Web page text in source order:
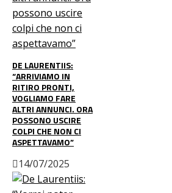
DE LAURENTIIS:
“ARRIVIAMO IN
RITIRO PRONTI,
VOGLIAMO FARE
ALTRI ANNUNCI. ORA
POSSONO USCIRE
COLPI CHE NON CI
ASPETTAVAMO”
14/07/2025